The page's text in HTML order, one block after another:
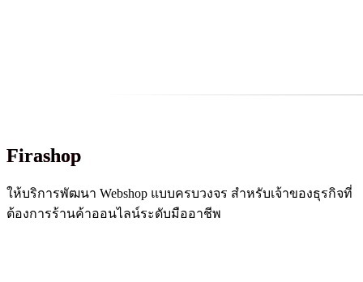
Firashop
ให้บริการพัฒนา Webshop แบบครบวงจร สำหรับเจ้าของธุรกิจที่
ต้องการร้านค้าออนไลน์ระดับมืออาชีพ